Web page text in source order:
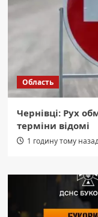
Область
Чернівці: Рух
терміни відомі
1 годину тому